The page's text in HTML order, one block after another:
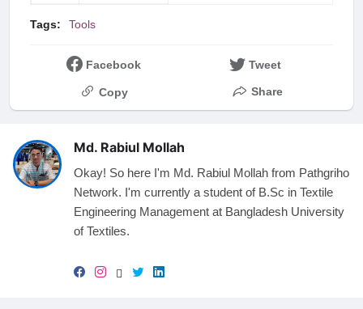
Tags: Tools
Facebook Tweet
Copy Share
Md. Rabiul Mollah
Okay! So here I'm Md. Rabiul Mollah from Pathgriho
Network. I'm currently a student of B.Sc in Textile
Engineering Management at Bangladesh University
of Textiles.